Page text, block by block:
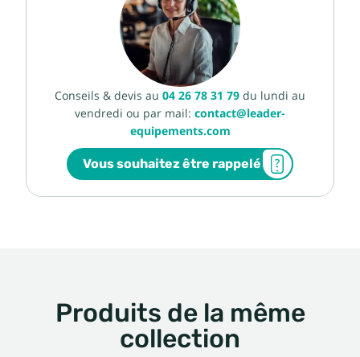
Conseils & devis au 04 26 78 31 79 du lundi au
vendredi ou par mail: contact@leader-
equipements.com
Vous souhaitez être rappelé
Produits de la même
collection